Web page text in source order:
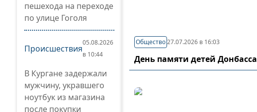
пешехода на переходе
по улице Гоголя
Происшествия
05.08.2026
в 10:44
В Кургане задержали
мужчину, укравшего
ноутбук из магазина
после покупки
Общество27.07.2026 в 16:03
День памяти детей Донбасса